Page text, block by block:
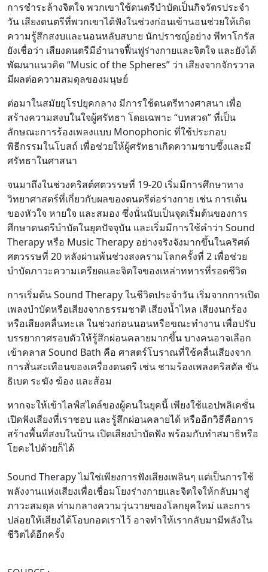
การชำระล้างจิตใจ พวกเขาใช้ดนตรีบำบัดเป็นกิจวัตรประจำ
วัน เสียงดนตรีที่พวกเขาได้ฟังในช่วงก่อนเข้านอนช่วยให้เกิด
ความรู้สึกสงบและนอนหลับสบาย นักปราชญ์อย่าง พีทาโกรัส
ยังเชื่อว่า เสียงดนตรีมีอำนาจฟื้นฟูร่างกายและจิตใจ และยังได้
พัฒนาแนวคิด “Music of the Spheres” ว่า เสียงจากจักรวาล
มีผลต่อความสมดุลของมนุษย์
ต่อมาในสมัยยุโรปยุคกลาง มีการใช้ดนตรีทางศาสนา เพื่อ
สร้างความสงบในใจผู้ศรัทธา โดยเฉพาะ “บทสวด” ที่เป็น
ลักษณะการร้องเพลงแบบ Monophonic ที่ใช้ประกอบ
พิธีกรรมในโบสถ์ เพื่อช่วยให้ผู้ศรัทธาเกิดความซาบซึ้งและมี
ศรัทธาในศาสนา
จนมาถึงในช่วงคริสต์ศตวรรษที่ 19-20 เริ่มมีการศึกษาทาง
วิทยาศาสตร์ที่เกี่ยวกับผลของดนตรีต่อร่างกาย เช่น การเต้น
ของหัวใจ หายใจ และสมอง ซึ่งนั่นนับเป็นจุดเริ่มต้นของการ
ศึกษาดนตรีบำบัดในยุคปัจจุบัน และเริ่มมีการใช้คำว่า Sound
Therapy หรือ Music Therapy อย่างจริงจังมากขึ้นในคริศต์
ศตวรรษที่ 20 หลังผ่านพ้นช่วงสงครามโลกครั้งที่ 2 เพื่อช่วย
บำบัดภาวะความเครียดและจิตใจของเหล่าทหารที่รอดชีวิต
การเริ่มต้น Sound Therapy ในชีวิตประจำวัน เริ่มจากการเปิด
เพลงบำบัดหรือเสียงจากธรรมชาติ เสียงน้ำไหล เสียงนกร้อง
หรือเสียงคลื่นทะเล ในช่วงก่อนนอนหรือขณะทำงาน เพื่อปรับ
บรรยากาศรอบตัวให้รู้สึกผ่อนคลายมากขึ้น บางคนอาจเลือก
เข้าคลาส Sound Bath คือ ศาสตร์โบราณที่ใช้คลื่นเสียงจาก
การสั่นสะเทือนของเครื่องดนตรี เช่น ชามร้องเพลงคริสตัล ขัน
ธิเบต ระฆัง ฆ้อง และส้อม
หากจะให้เข้าไลฟ์สไตล์ของผู้คนในยุคนี้ เพียงใช้แอปพลิเคชั่น
เปิดฟังเสียงที่เราชอบ และรู้สึกผ่อนคลายได้ หรืออีกวิธีคือการ
สร้างพื้นที่สงบในบ้าน เปิดเสียงบำบัดฟัง พร้อมกับทำสมาธิหรือ
โยคะไปด้วยก็ได้
Sound Therapy ไม่ใช่เพียงการฟังเสียงเพลินๆ แต่เป็นการใช้
พลังงานแห่งเสียงเพื่อเชื่อมโยงร่างกายและจิตใจให้กลับมาสู่
ภาวะสมดุล ท่ามกลางความวุ่นวายของโลกยุคใหม่ และการ
ปล่อยให้เสียงได้โอบกอดเราไว้ อาจทำให้เรากลับมามีพลังใน
ชีวิตได้อีกครั้ง